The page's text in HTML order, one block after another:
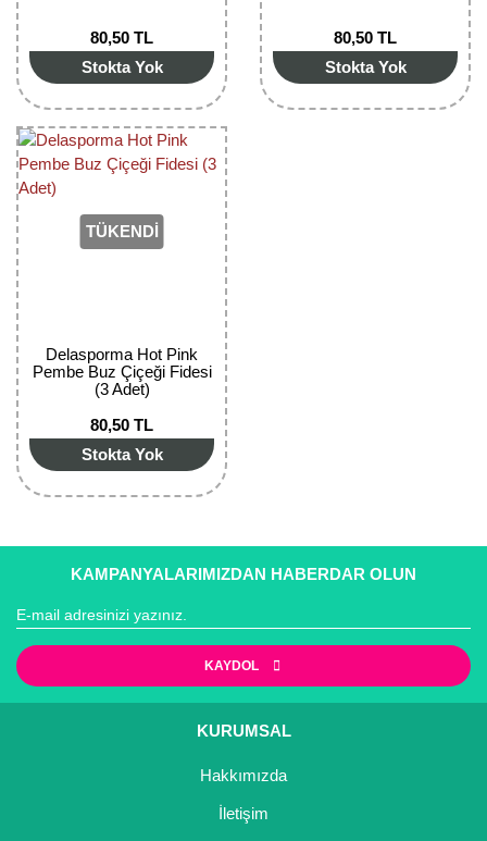
80,50 TL
Stokta Yok
80,50 TL
Stokta Yok
TÜKENDİ
Delasporma Hot Pink
Pembe Buz Çiçeği Fidesi
(3 Adet)
80,50 TL
Stokta Yok
KAMPANYALARIMIZDAN HABERDAR OLUN
KAYDOL
KURUMSAL
Hakkımızda
İletişim